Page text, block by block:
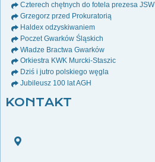
Czterech chętnych do fotela prezesa JSW
Grzegorz przed Prokuratorią
Haldex odzyskiwaniem
Poczet Gwarków Śląskich
Władze Bractwa Gwarków
Orkiestra KWK Murcki-Staszic
Dziś i jutro polskiego węgla
Jubileusz 100 lat AGH
KONTAKT